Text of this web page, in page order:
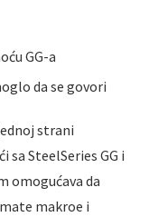
GG-a
da se govori
strani
sa SteelSeries GG i
omogućava da
makroe i